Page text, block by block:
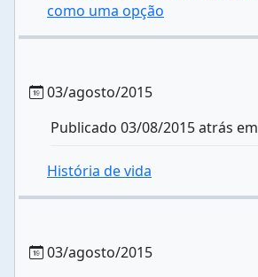
como uma opção
03/agosto/2015
Publicado 03/08/2015 atrás em
História de vida
03/agosto/2015